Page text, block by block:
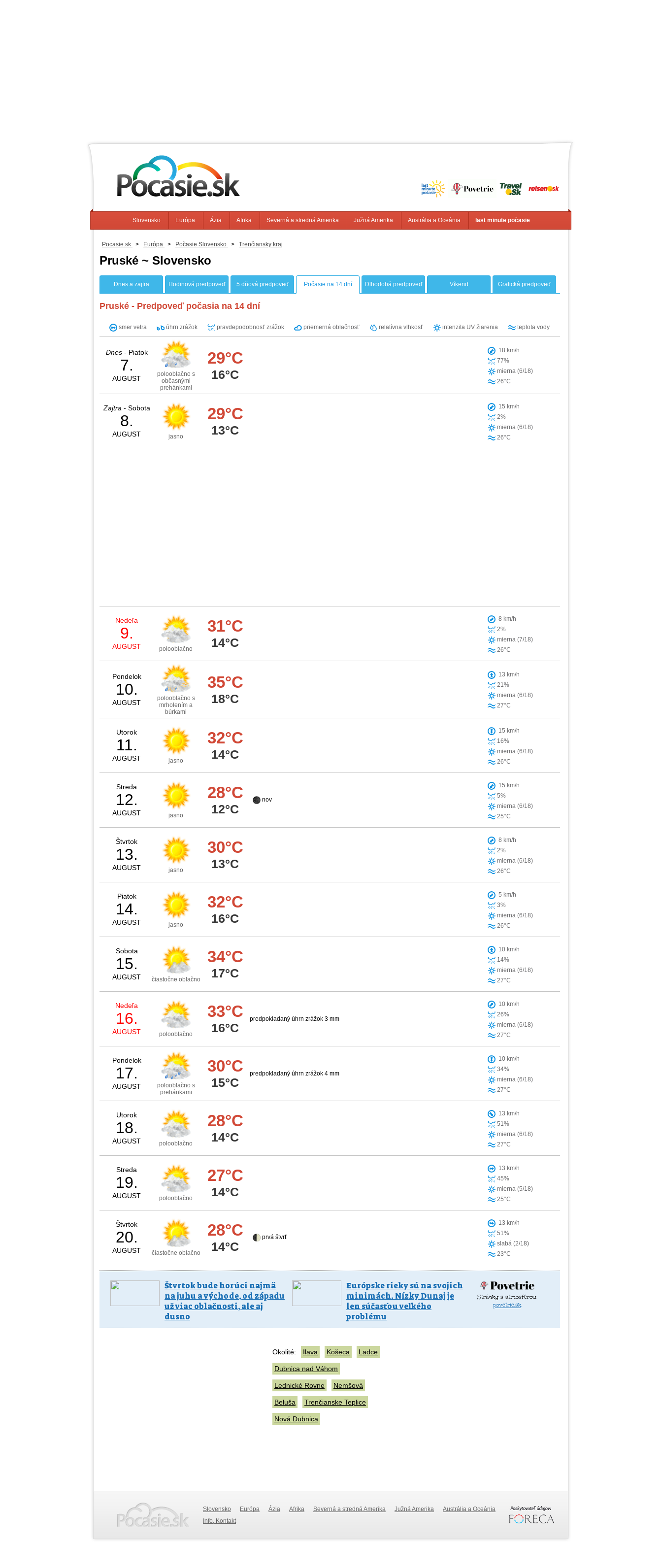
Slovensko Európa Ázia Afrika Severná a stredná Amerika Južná Amerika Austrália a Oceánia last minute počasie
Pocasie.sk > Európa > Počasie Slovensko > Trenčiansky kraj
Pruské ~ Slovensko
Dnes a zajtra Hodinová predpoveď 5 dňová predpoveď Počasie na 14 dní Dlhodobá predpoveď Víkend Grafická predpoveď
Pruské - Predpoveď počasia na 14 dní
smer vetra úhrn zrážok pravdepodobnosť zrážok priemerná oblačnosť relatívna vlhkosť intenzita UV žiarenia teplota vody
Dnes- Piatok
7.
AUGUST
polooblačno s
občasnými
prehánkami
29°C
16°C
18 km/h
77%
mierna (6/18)
26°C
Zajtra - Sobota
8.
AUGUST jasno
29°C
13°C
15 km/h
2%
mierna (6/18)
26°C
Nedeľa
9.
AUGUST polooblačno
31°C
14°C
8 km/h
2%
mierna (7/18)
26°C
Pondelok
10.
AUGUST
polooblačno s
mrholením a
búrkami
35°C
18°C
13 km/h
21%
mierna (6/18)
27°C
Utorok
11.
AUGUST jasno
32°C
14°C
15 km/h
16%
mierna (6/18)
26°C
Streda
12.
AUGUST jasno
28°C
12°C
nov
15 km/h
5%
mierna (6/18)
25°C
Štvrtok
13.
AUGUST jasno
30°C
13°C
8 km/h
2%
mierna (6/18)
26°C
Piatok
14.
AUGUST jasno
32°C
16°C
5 km/h
3%
mierna (6/18)
26°C
Sobota
15.
AUGUST čiastočne oblačno
34°C
17°C
10 km/h
14%
mierna (6/18)
27°C
Nedeľa
16.
AUGUST polooblačno
33°C
16°C
predpokladaný úhrn zrážok 3 mm
10 km/h
26%
mierna (6/18)
27°C
Pondelok
17.
AUGUST
polooblačno s
prehánkami
30°C
15°C
predpokladaný úhrn zrážok 4 mm
10 km/h
34%
mierna (6/18)
27°C
Utorok
18.
AUGUST polooblačno
28°C
14°C
13 km/h
51%
mierna (6/18)
27°C
Streda
19.
AUGUST polooblačno
27°C
14°C
13 km/h
45%
mierna (5/18)
25°C
Štvrtok
20.
AUGUST čiastočne oblačno
28°C
14°C
prvá štvrť
13 km/h
51%
slabá (2/18)
23°C
Štvrtok bude horúci najmä
na juhu a východe, od západu
už viac oblačnosti, ale aj
dusno
Európske rieky sú na svojich
minimách. Nízky Dunaj je
len súčasťou veľkého
problému
Stránky s atmosférou
povetrie.sk
Okolité: Ilava Košeca Ladce
Dubnica nad Váhom
Lednické Rovne Nemšová
Beluša Trenčianske Teplice
Nová Dubnica
Slovensko Európa Ázia Afrika Severná a stredná Amerika Južná Amerika
Austrália a Oceánia
Info, Kontakt